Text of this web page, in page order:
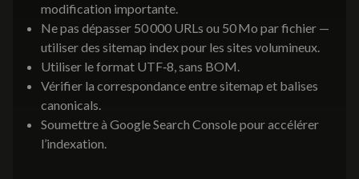
modification importante.
Ne pas dépasser 50 000 URLs ou 50 Mo par fichier —
utiliser des sitemap index pour les sites volumineux.
Utiliser le format UTF‑8, sans BOM.
Vérifier la correspondance entre sitemap et balises
canonicals.
Soumettre à Google Search Console pour accélérer
l’indexation.